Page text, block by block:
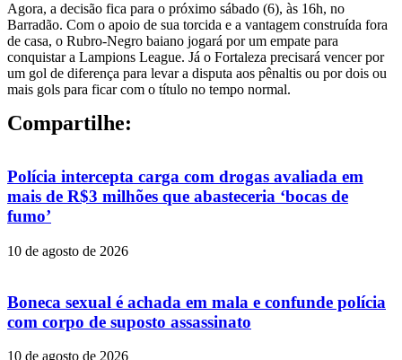
Agora, a decisão fica para o próximo sábado (6), às 16h, no
Barradão. Com o apoio de sua torcida e a vantagem construída fora
de casa, o Rubro-Negro baiano jogará por um empate para
conquistar a Lampions League. Já o Fortaleza precisará vencer por
um gol de diferença para levar a disputa aos pênaltis ou por dois ou
mais gols para ficar com o título no tempo normal.
Compartilhe:
Polícia intercepta carga com drogas avaliada em
mais de R$3 milhões que abasteceria ‘bocas de
fumo’
10 de agosto de 2026
Boneca sexual é achada em mala e confunde polícia
com corpo de suposto assassinato
10 de agosto de 2026